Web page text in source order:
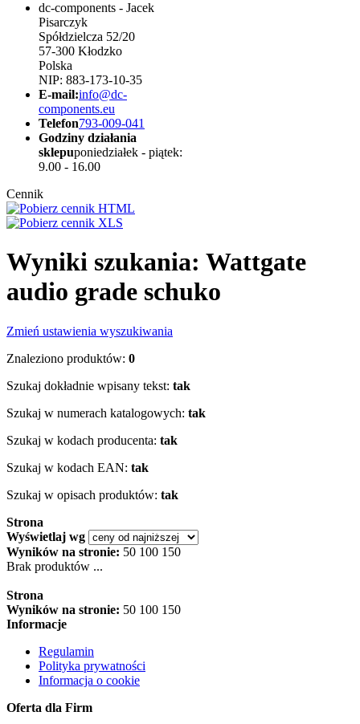
dc-components - Jacek
Pisarczyk
Spółdzielcza 52/20
57-300 Kłodzko
Polska
NIP: 883-173-10-35
E-mail:info@dc-
components.eu
Telefon793-009-041
Godziny działania
sklepuponiedziałek - piątek:
9.00 - 16.00
Cennik
Wyniki szukania: Wattgate
audio grade schuko
Zmień ustawienia wyszukiwania
Znaleziono produktów: 0
Szukaj dokładnie wpisany tekst: tak
Szukaj w numerach katalogowych: tak
Szukaj w kodach producenta: tak
Szukaj w kodach EAN: tak
Szukaj w opisach produktów: tak
Strona
Wyświetlaj wg
Wyników na stronie: 50 100 150
Brak produktów ...
Strona
Wyników na stronie: 50 100 150
Informacje
Regulamin
Polityka prywatności
Informacja o cookie
Oferta dla Firm